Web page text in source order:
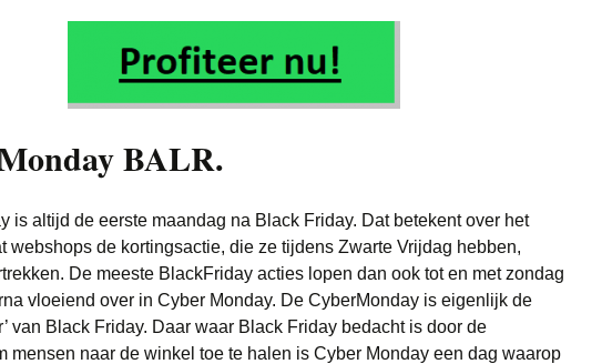
BALR.
is altijd de eerste maandag na Black Friday. Dat betekent over het
webshops de kortingsactie, die ze tijdens Zwarte Vrijdag hebben,
De meeste BlackFriday acties lopen dan ook tot en met zondag
vloeiend over in Cyber Monday. De CyberMonday is eigenlijk de
van Black Friday. Daar waar Black Friday bedacht is door de
mensen naar de winkel toe te halen is Cyber Monday een dag waarop